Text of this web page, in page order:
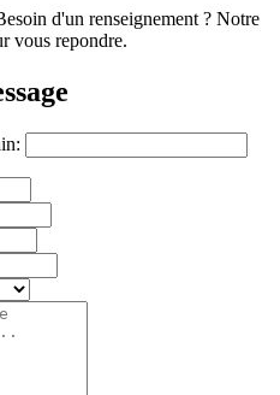
d'un renseignement ? Notre
vous repondre.